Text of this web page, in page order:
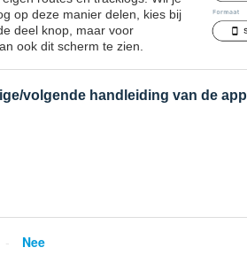
op deze manier delen, kies bij
deel knop, maar voor
ook dit scherm te zien.
volgende handleiding van de app
Nee